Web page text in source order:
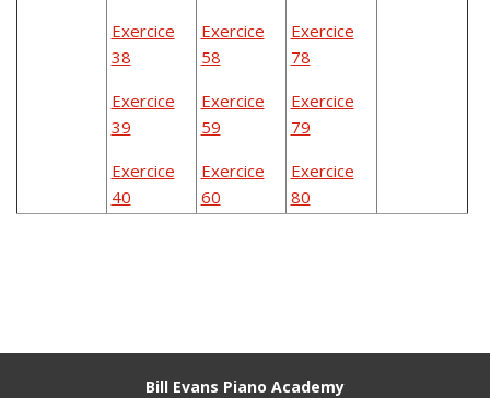
Exercice
38
Exercice
39
Exercice
40
Exercice
58
Exercice
59
Exercice
60
Exercice
78
Exercice
79
Exercice
80
Bill Evans Piano Academy